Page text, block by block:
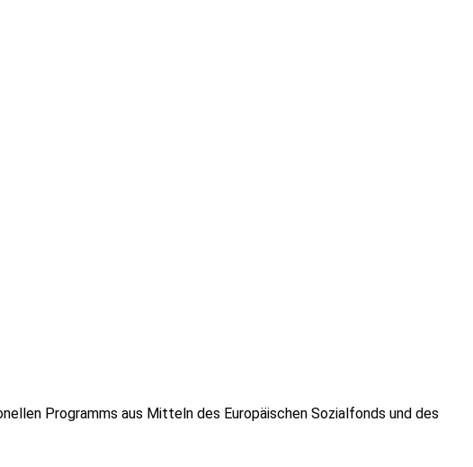
Programms aus Mitteln des Europäischen Sozialfonds und des